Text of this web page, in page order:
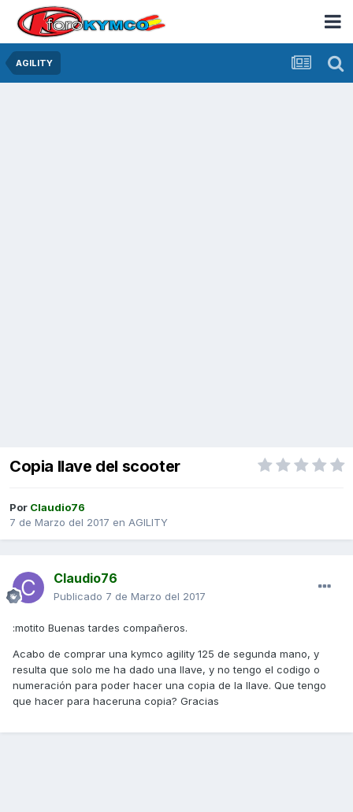
AGILITY
Copia llave del scooter
Por Claudio76
7 de Marzo del 2017 en AGILITY
Claudio76
Publicado 7 de Marzo del 2017
:motito Buenas tardes compañeros.
Acabo de comprar una kymco agility 125 de segunda mano, y
resulta que solo me ha dado una llave, y no tengo el codigo o
numeración para poder hacer una copia de la llave. Que tengo
que hacer para haceruna copia? Gracias